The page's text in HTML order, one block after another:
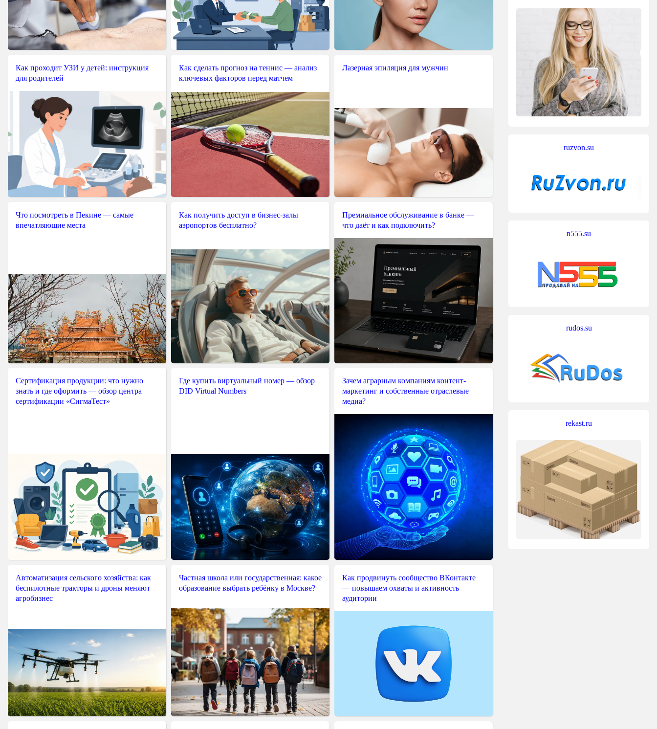
Как проходит УЗИ у детей: инструкция
для родителей
Как сделать прогноз на теннис — анализ
ключевых факторов перед матчем
Лазерная эпиляция для мужчин
Что посмотреть в Пекине — самые
впечатляющие места
Как получить доступ в бизнес-залы
аэропортов бесплатно?
Премиальное обслуживание в банке —
что даёт и как подключить?
Сертификация продукции: что нужно
знать и где оформить — обзор центра
сертификации «СигмаТест»
Где купить виртуальный номер — обзор
DID Virtual Numbers
Зачем аграрным компаниям контент-
маркетинг и собственные отраслевые
медиа?
Автоматизация сельского хозяйства: как
беспилотные тракторы и дроны меняют
агробизнес
Частная школа или государственная: какое
образование выбрать ребёнку в Москве?
Как продвинуть сообщество ВКонтакте
— повышаем охваты и активность
аудитории
ruzvon.su
n555.su
rudos.su
rekast.ru